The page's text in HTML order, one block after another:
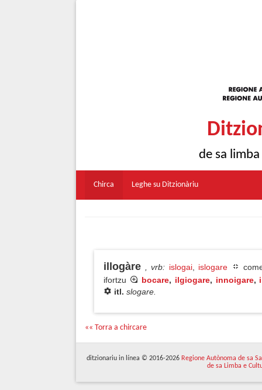
de sa
Chirca Leghe su Ditzionàriu
illogàre , vrb: islogai, islogare
ifortzu
bocare, ilgiogare, innoigare,
itl. slogare.
«« Torra a chircare
ditzionariu in línea © 2016-2026 Regione Autònoma de sa
de sa Limba e